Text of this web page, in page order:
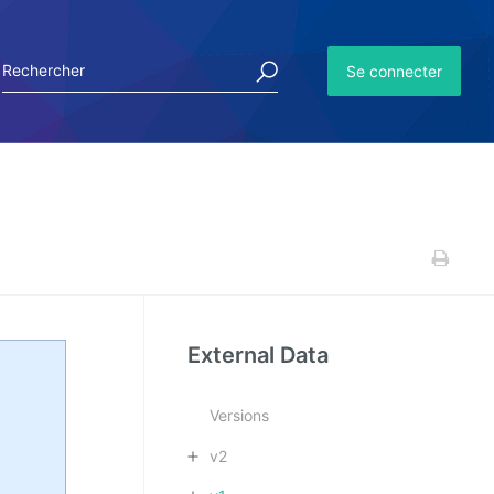
Se connecter
External Data
Versions
v2